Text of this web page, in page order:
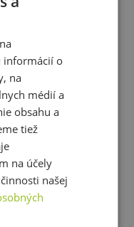
MALATE
energizujúca forma
väzbe a vysokou
ktorá
energie, preto je
ráno av
úplne vynikajúcich
za ktorú
trojicou omega-3
informácií o
na
médií a
obsahu a
tiež
na účely
našej